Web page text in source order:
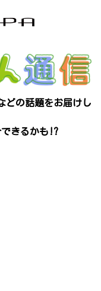
どの話題をお届けし
きるかも!?